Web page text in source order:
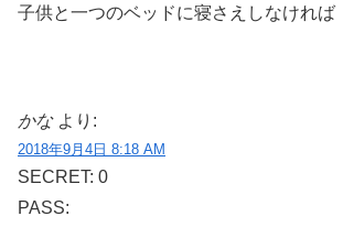
子供と一つのベッドに寝さえしなければ
かな より:
2018年9月4日 8:18 AM
SECRET: 0
PASS: